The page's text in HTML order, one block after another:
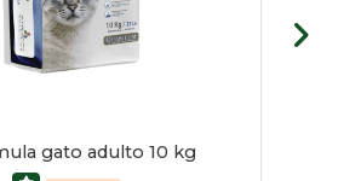
gato adulto 10 kg